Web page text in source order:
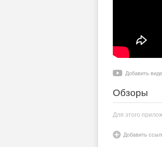
Добавить
Обзоры
Для этого
Добавить